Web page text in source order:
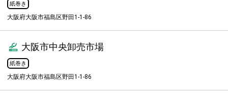
紙巻き
大阪府大阪市福島区野田1-1-86
大阪市中央卸売市場
紙巻き
大阪府大阪市福島区野田1-1-86